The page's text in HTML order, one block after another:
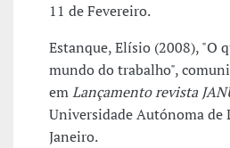
11 de Fevereiro.
Estanque, Elísio (2008), "O
mundo do trabalho",
emLançamento revista
Universidade Autónoma de
Janeiro.